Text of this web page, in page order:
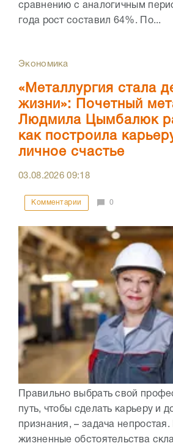
сравнению с аналогичным
года рост составил 64%. По...
Экономика
«Металлургия стала
жизни»: Почетный
Людмила Цымбалюк
как построила
личное счастье
03.08.202609:18
Комментарии 0
Правильно выбрать свой
путь, чтобы сделать карьеру и
признания, – задача
жизненные обстоятельства